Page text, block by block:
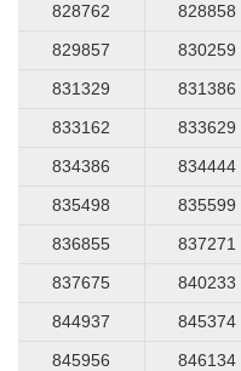
828762
828858
829857
830259
831329
831386
833162
833629
834386
834444
835498
835599
836855
837271
837675
840233
844937
845374
845956
846134